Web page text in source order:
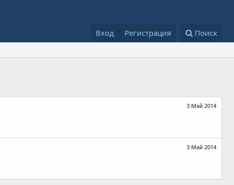
Вход Регистрация Поиск
3 Май 2014
3 Май 2014